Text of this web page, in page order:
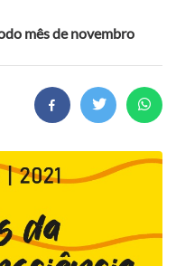
mês de novembro